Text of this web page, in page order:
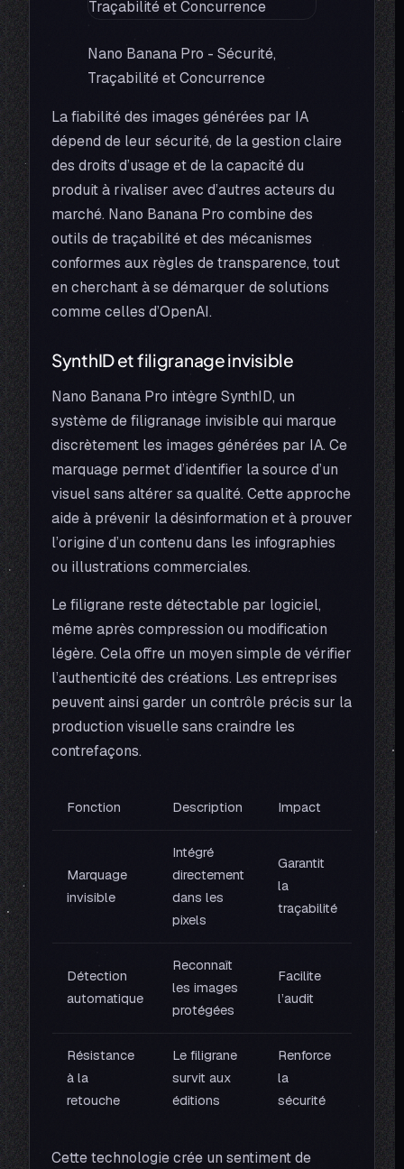
Nano Banana Pro - Sécurité,
Traçabilité et Concurrence
La fiabilité des images générées par IA
dépend de leur sécurité, de la gestion claire
des droits d’usage et de la capacité du
produit à rivaliser avec d’autres acteurs du
marché. Nano Banana Pro combine des
outils de traçabilité et des mécanismes
conformes aux règles de transparence, tout
en cherchant à se démarquer de solutions
comme celles d’OpenAI.
SynthID et filigranage invisible
Nano Banana Pro intègre SynthID, un
système de filigranage invisible qui marque
discrètement les images générées par IA. Ce
marquage permet d’identifier la source d’un
visuel sans altérer sa qualité. Cette approche
aide à prévenir la désinformation et à prouver
l’origine d’un contenu dans les infographies
ou illustrations commerciales.
Le filigrane reste détectable par logiciel,
même après compression ou modification
légère. Cela offre un moyen simple de vérifier
l’authenticité des créations. Les entreprises
peuvent ainsi garder un contrôle précis sur la
production visuelle sans craindre les
contrefaçons.
Fonction Description Impact
Marquage
invisible
Intégré
directement
dans les
pixels
Garantit
la
traçabilité
Détection
automatique
Reconnaît
les images
protégées
Facilite
l’audit
Résistance
à la
retouche
Le filigrane
survit aux
éditions
Renforce
la
sécurité
Cette technologie crée un sentiment de